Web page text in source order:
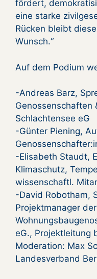
fördert,
eine starke
Rücken bleibt
Wunsch.“
Auf dem Podium
-Andreas Barz,
Genossenschaften
Schlachtensee eG
-Günter Piening,
-Elisabeth Staudt,
Klimaschutz,
wissenschaftl.
-David Robotham,
Projektmanager der
eG., Projektleitung
Moderation: Max
Landesverband